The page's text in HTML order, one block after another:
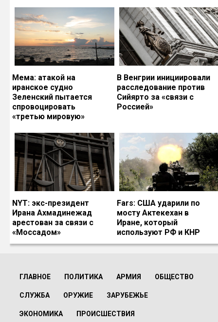
Мема: атакой на
иранское судно
Зеленский пытается
спровоцировать
«третью мировую»
В Венгрии инициировали
расследование против
Сийярто за «связи с
Россией»
NYT: экс-президент
Ирана Ахмадинежад
арестован за связи с
«Моссадом»
Fars: США ударили по
мосту Актекехан в
Иране, который
используют РФ и КНР
ГЛАВНОЕ ПОЛИТИКА АРМИЯ ОБЩЕСТВО
СЛУЖБА ОРУЖИЕ ЗАРУБЕЖЬЕ
ЭКОНОМИКА ПРОИСШЕСТВИЯ